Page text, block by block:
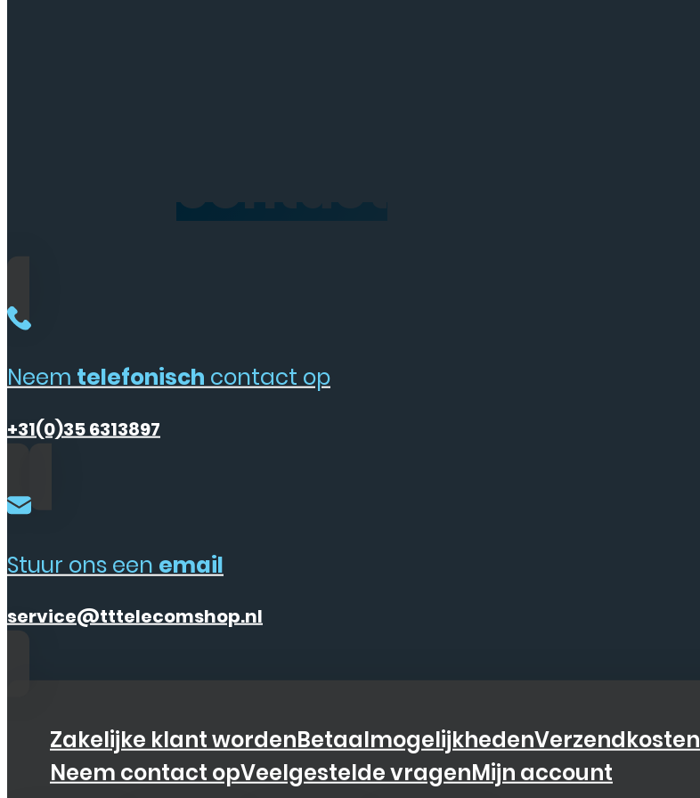
contact
Neemtelefonischcontact op
+31(0)35 6313897
Stuur ons een email
service@tttelecomshop.nl
Zakelijke klant wordenBetaalmogelijkhedenVerzendkosten
Neem contact opVeelgestelde vragenMijn account